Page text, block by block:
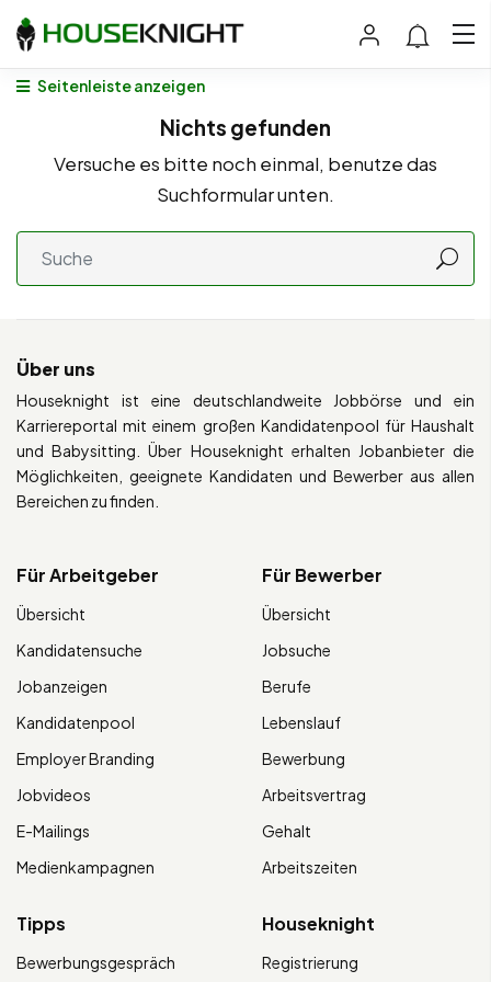
Seitenleiste anzeigen
Nichts gefunden
Versuche es bitte noch einmal, benutze das
Suchformular unten.
Über uns
Houseknight ist eine deutschlandweite Jobbörse und ein
Karriereportal mit einem großen Kandidatenpool für Haushalt
und Babysitting. Über Houseknight erhalten Jobanbieter die
Möglichkeiten, geeignete Kandidaten und Bewerber aus allen
Bereichen zu finden.
Für Arbeitgeber
Übersicht
Kandidatensuche
Jobanzeigen
Kandidatenpool
Employer Branding
Jobvideos
E-Mailings
Medienkampagnen
Für Bewerber
Übersicht
Jobsuche
Berufe
Lebenslauf
Bewerbung
Arbeitsvertrag
Gehalt
Arbeitszeiten
Tipps
Bewerbungsgespräch
Houseknight
Registrierung